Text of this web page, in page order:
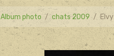
Album photo chats 2009 Elvy